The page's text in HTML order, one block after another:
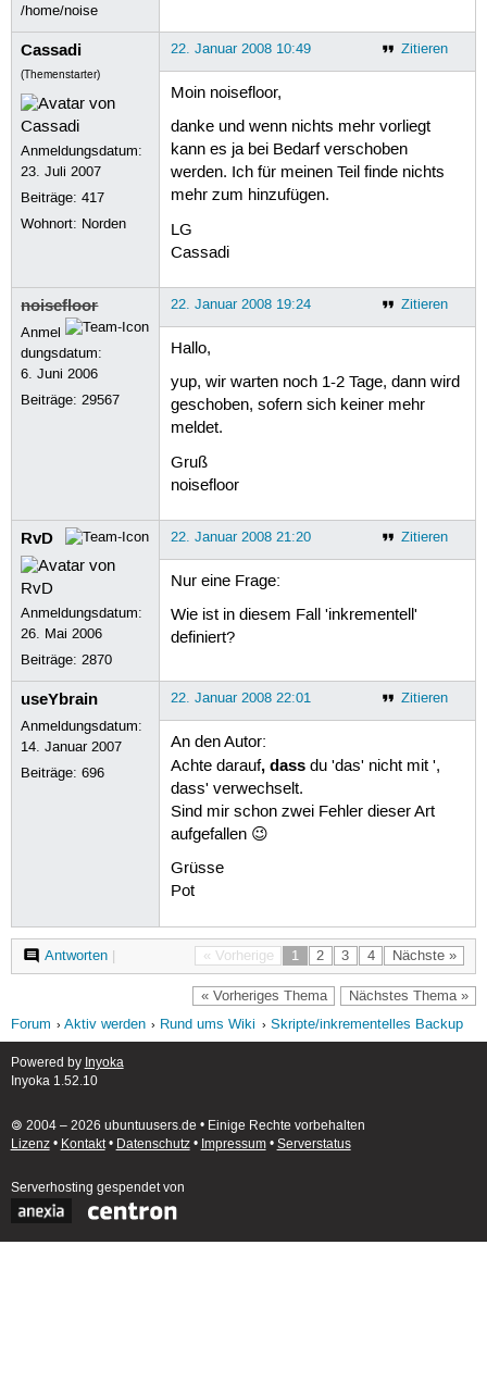
/home/noise
Cassadi
(Themenstarter)
Anmeldungsdatum:
23. Juli 2007
Beiträge:417
Wohnort: Norden
Zitieren
22. Januar 2008 10:49
Moin noisefloor,
danke und wenn nichts mehr vorliegt
kann es ja bei Bedarf verschoben
werden. Ich für meinen Teil finde nichts
mehr zum hinzufügen.
LG
Cassadi
noisefloor
Anmel
dungsdatum:
6. Juni 2006
Beiträge:29567
Zitieren
22. Januar 2008 19:24
Hallo,
yup, wir warten noch 1-2 Tage, dann wird
geschoben, sofern sich keiner mehr
meldet.
Gruß
noisefloor
RvD
Anmeldungsdatum:
26. Mai 2006
Beiträge:2870
Zitieren
22. Januar 2008 21:20
Nur eine Frage:
Wie ist in diesem Fall 'inkrementell'
definiert?
useYbrain
Anmeldungsdatum:
14. Januar 2007
Beiträge:696
Zitieren
22. Januar 2008 22:01
An den Autor:
Achte darauf, dassdu 'das' nicht mit ',
dass' verwechselt.
Sind mir schon zwei Fehler dieser Art
aufgefallen 😉
Grüsse
Pot
« Vorherige 1 2 3 4 Nächste »
Antworten|
« Vorheriges Thema Nächstes Thema »
Forum Aktiv werden Rund ums Wiki Skripte/inkrementelles Backup
Powered by Inyoka
Inyoka 1.52.10
🄯 2004 – 2026 ubuntuusers.de • Einige Rechte vorbehalten
Lizenz• Kontakt• Datenschutz• Impressum• Serverstatus
Serverhosting gespendet von